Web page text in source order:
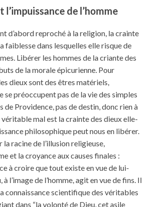
l’impuissance de l’homme
d’abord reproché à la religion, la crainte
faiblesse dans lesquelles elle risque de
Libérer les hommes de la criante des
de la morale épicurienne. Pour
dieux sont des êtres matériels,
se préoccupent pas de la vie des simples
de Providence, pas de destin, donc rien à
véritable mal est la crainte des dieux elle-
philosophique peut nous en libérer.
la racine de l’illusion religieuse,
et la croyance aux causes finales :
à croire que tout existe en vue de lui-
l’image de l’homme, agit en vue de fins. Il
connaissance scientifique des véritables
dans “la volonté de Dieu, cet asile